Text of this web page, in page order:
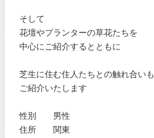
そして
花壇やプランターの草花たちを
中心にご紹介するとともに
芝生に住む住人たちとの触れ合いも
ご紹介いたします
性別 男性
住所 関東